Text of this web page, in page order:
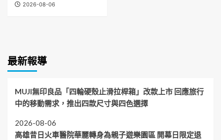
2026-08-06
最新報導
MUJI無印良品「四輪硬殼止滑拉桿箱」改款上市 回應旅行
中的移動需求，推出四款尺寸與四色選擇
2026-08-06
高雄昔日火車醫院華麗轉身為親子遊樂園區 開幕日限定退